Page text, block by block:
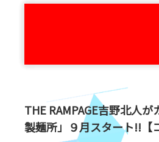
THE RAMPAGE吉野北人
製麺所」９月スタート!!【